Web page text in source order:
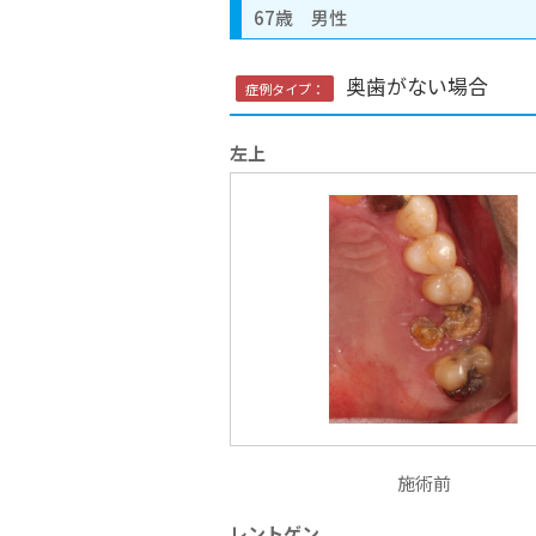
67歳 男性
症例タイプ： 奥歯がない場合
左上
施術前